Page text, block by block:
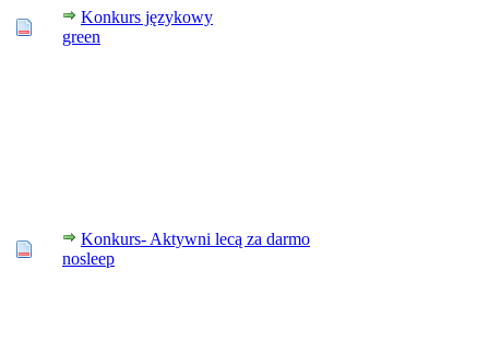
Konkurs językowy
green
Konkurs- Aktywni lecą za darmo
nosleep